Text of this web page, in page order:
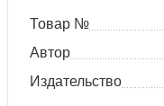
Товар №
Автор
Издательство